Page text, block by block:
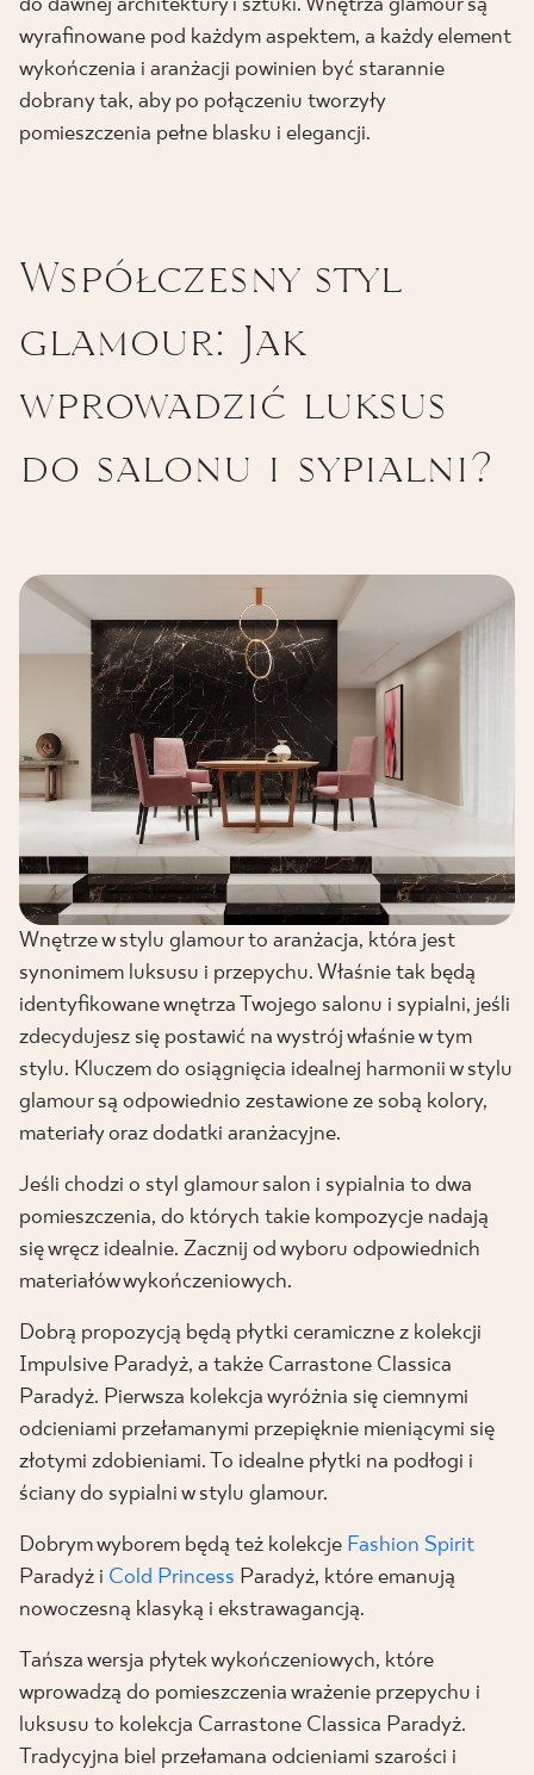
do dawnej architektury i sztuki. Wnętrza glamour są
wyrafinowane pod każdym aspektem, a każdy element
wykończenia i aranżacji powinien być starannie
dobrany tak, aby po połączeniu tworzyły
pomieszczenia pełne blasku i elegancji.
Współczesny styl
glamour: Jak
wprowadzić luksus
do salonu i sypialni?
Wnętrze w stylu glamour to aranżacja, która jest
synonimem luksusu i przepychu. Właśnie tak będą
identyfikowane wnętrza Twojego salonu i sypialni, jeśli
zdecydujesz się postawić na wystrój właśnie w tym
stylu. Kluczem do osiągnięcia idealnej harmonii w stylu
glamour są odpowiednio zestawione ze sobą kolory,
materiały oraz dodatki aranżacyjne.
Jeśli chodzi o styl glamour salon i sypialnia to dwa
pomieszczenia, do których takie kompozycje nadają
się wręcz idealnie. Zacznij od wyboru odpowiednich
materiałów wykończeniowych.
Dobrą propozycją będą płytki ceramiczne z kolekcji
Impulsive Paradyż, a także Carrastone Classica
Paradyż. Pierwsza kolekcja wyróżnia się ciemnymi
odcieniami przełamanymi przepięknie mieniącymi się
złotymi zdobieniami. To idealne płytki na podłogi i
ściany do sypialni w stylu glamour.
Dobrym wyborem będą też kolekcje Fashion Spirit
Paradyż i Cold Princess Paradyż, które emanują
nowoczesną klasyką i ekstrawagancją.
Tańsza wersja płytek wykończeniowych, które
wprowadzą do pomieszczenia wrażenie przepychu i
luksusu to kolekcja Carrastone Classica Paradyż.
Tradycyjna biel przełamana odcieniami szarości i